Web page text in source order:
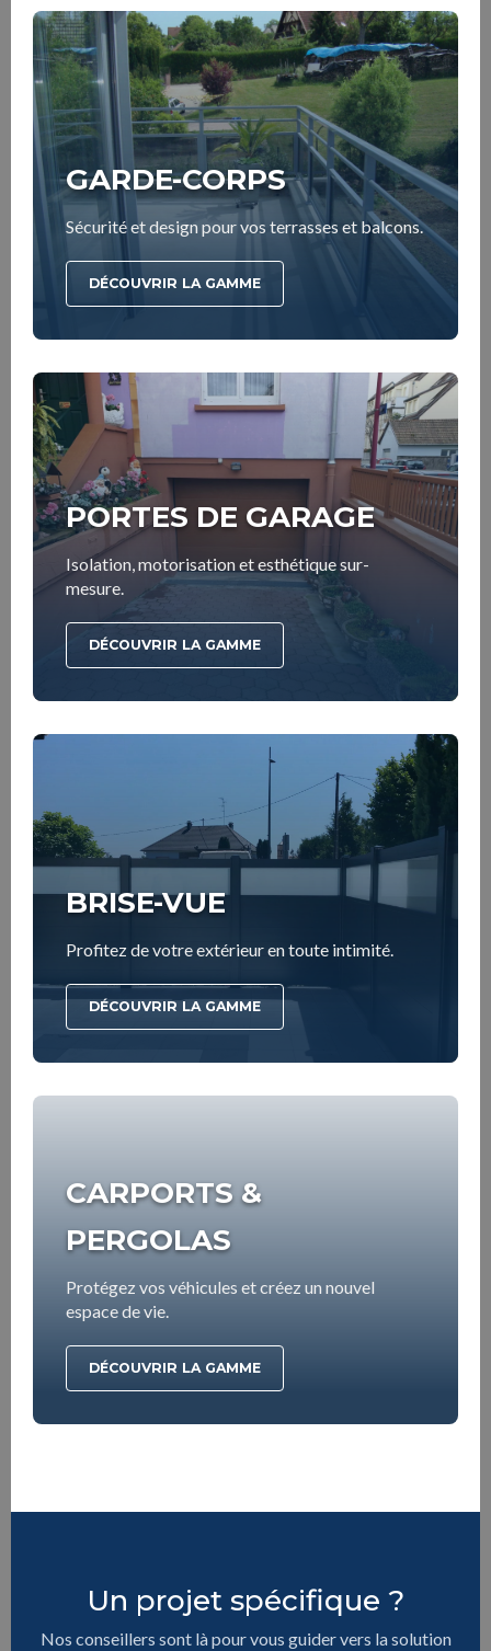
GARDE-CORPS
Sécurité et design pour vos terrasses et balcons.
DÉCOUVRIR LA GAMME
PORTES DE GARAGE
Isolation, motorisation et esthétique sur-
mesure.
DÉCOUVRIR LA GAMME
BRISE-VUE
Profitez de votre extérieur en toute intimité.
DÉCOUVRIR LA GAMME
CARPORTS &
PERGOLAS
Protégez vos véhicules et créez un nouvel
espace de vie.
DÉCOUVRIR LA GAMME
Un projet spécifique ?
Nos conseillers sont là pour vous guider vers la solution